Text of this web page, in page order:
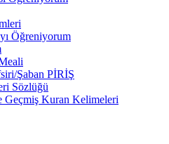
Öğreniyorum
Şaban PİRİŞ
Sözlüğü
Geçmiş Kuran Kelimeleri